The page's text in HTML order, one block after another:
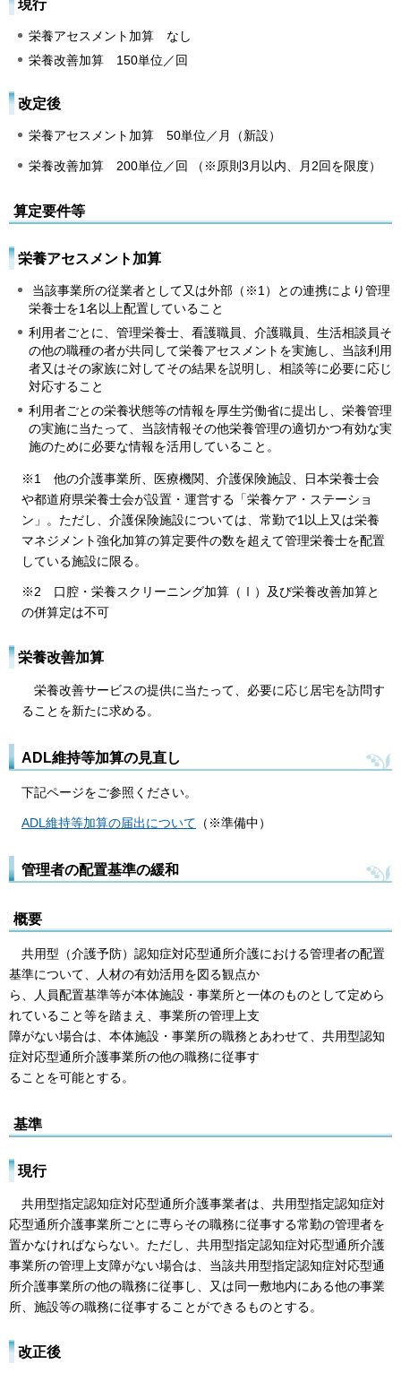
現行
栄養アセスメント加算 なし
栄養改善加算 150単位／回
改定後
栄養アセスメント加算 50単位／月（新設）
栄養改善加算 200単位／回 （※原則3月以内、月2回を限度）
算定要件等
栄養アセスメント加算
当該事業所の従業者として又は外部（※1）との連携により管理
栄養士を1名以上配置していること
利用者ごとに、管理栄養士、看護職員、介護職員、生活相談員そ
の他の職種の者が共同して栄養アセスメントを実施し、当該利用
者又はその家族に対してその結果を説明し、相談等に必要に応じ
対応すること
利用者ごとの栄養状態等の情報を厚生労働省に提出し、栄養管理
の実施に当たって、当該情報その他栄養管理の適切かつ有効な実
施のために必要な情報を活用していること。
※1 他の介護事業所、医療機関、介護保険施設、日本栄養士会
や都道府県栄養士会が設置・運営する「栄養ケア・ステーショ
ン」。ただし、介護保険施設については、常勤で1以上又は栄養
マネジメント強化加算の算定要件の数を超えて管理栄養士を配置
している施設に限る。
※2 口腔・栄養スクリーニング加算（Ⅰ）及び栄養改善加算と
の併算定は不可
栄養改善加算
栄養改善サービスの提供に当たって、必要に応じ居宅を訪問す
ることを新たに求める。
ADL維持等加算の見直し
下記ページをご参照ください。
ADL維持等加算の届出について （※準備中）
管理者の配置基準の緩和
概要
共用型（介護予防）認知症対応型通所介護における管理者の配置
基準について、人材の有効活用を図る観点か
ら、人員配置基準等が本体施設・事業所と一体のものとして定めら
れていること等を踏まえ、事業所の管理上支
障がない場合は、本体施設・事業所の職務とあわせて、共用型認知
症対応型通所介護事業所の他の職務に従事す
ることを可能とする。
基準
現行
共用型指定認知症対応型通所介護事業者は、共用型指定認知症対
応型通所介護事業所ごとに専らその職務に従事する常勤の管理者を
置かなければならない。ただし、共用型指定認知症対応型通所介護
事業所の管理上支障がない場合は、当該共用型指定認知症対応型通
所介護事業所の他の職務に従事し、又は同一敷地内にある他の事業
所、施設等の職務に従事することができるものとする。
改正後